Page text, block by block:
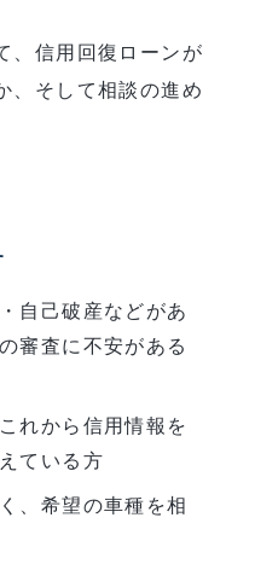
、信用回復ローンが
、そして相談の進め
自己破産などがあ
審査に不安がある
れから信用情報を
ている方
、希望の車種を相